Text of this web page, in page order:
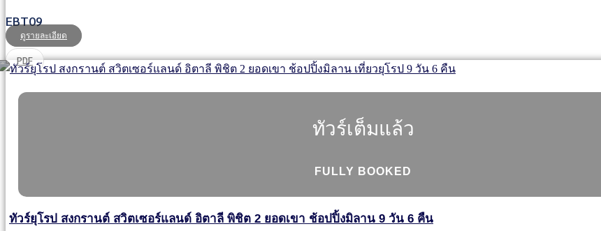
EBT09
ดูรายละเอียด
PDF
ทัวร์เต็มแล้ว
FULLY BOOKED
ทัวร์ยุโรป สงกรานต์ สวิตเซอร์แลนด์ อิตาลี พิชิต 2 ยอดเขา ช้อปปิ้งมิลาน 9 วัน 6 คืน